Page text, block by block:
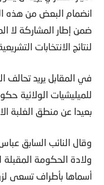
انضمام البعض من هذه
ضمن إطار المشاركة لا
لنتائج الانتخابات
في المقابل يريد تحالف
للميليشيات الولائية
بعيدا عن منطق الغلبة
وقال النائب السابق
ولادة الحكومة
أسماها بأطراف تسعى